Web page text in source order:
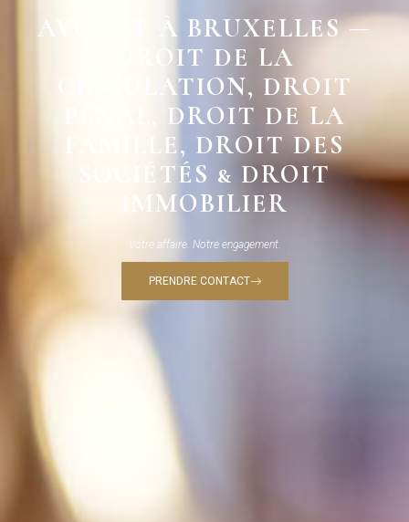
AVOCAT À BRUXELLES —
DROIT DE LA
CIRCULATION, DROIT
PÉNAL, DROIT DE LA
FAMILLE, DROIT DES
SOCIÉTÉS & DROIT
IMMOBILIER
Votre affaire. Notre engagement.
PRENDRE CONTACT